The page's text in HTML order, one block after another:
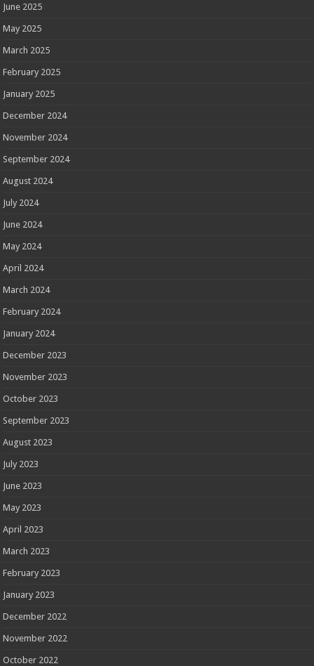
June 2025
May 2025
March 2025
February 2025
January 2025
December 2024
November 2024
September 2024
August 2024
July 2024
June 2024
May 2024
April 2024
March 2024
February 2024
January 2024
December 2023
November 2023
October 2023
September 2023
August 2023
July 2023
June 2023
May 2023
April 2023
March 2023
February 2023
January 2023
December 2022
November 2022
October 2022